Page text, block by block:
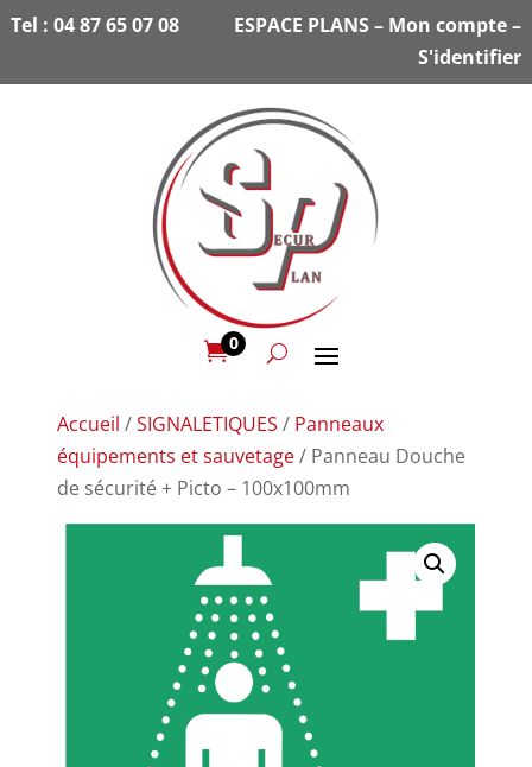
Tel : 04 87 65 07 08 ESPACE PLANS– Mon compte–
S'identifier
0
Accueil /SIGNALETIQUES / Panneaux
équipements et sauvetage/ Panneau Douche
de sécurité + Picto – 100x100mm